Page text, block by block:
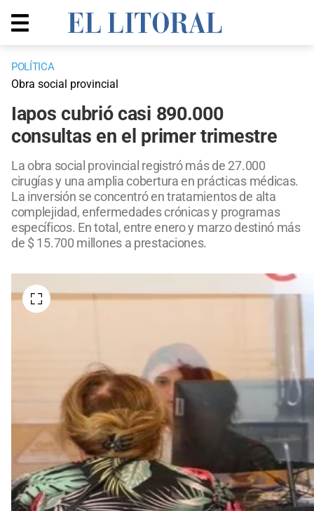
POLÍTICA
Obra social provincial
Iapos cubrió casi 890.000
consultas en el primer trimestre
La obra social provincial registró más de 27.000
cirugías y una amplia cobertura en prácticas médicas.
La inversión se concentró en tratamientos de alta
complejidad, enfermedades crónicas y programas
específicos. En total, entre enero y marzo destinó más
de $ 15.700 millones a prestaciones.